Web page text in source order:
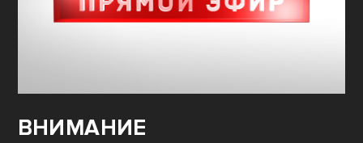
ВНИМАНИЕ